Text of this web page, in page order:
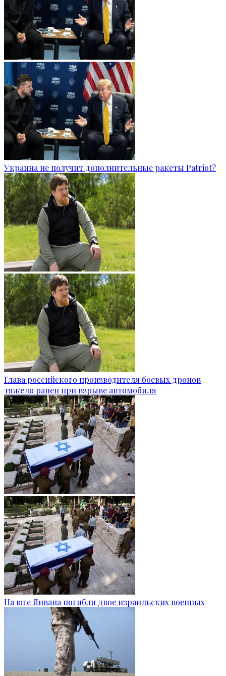
Украина не получит дополнительные ракеты Patriot?
Глава российского производителя боевых дронов
тяжело ранен при взрыве автомобиля
На юге Ливана погибли двое израильских военных